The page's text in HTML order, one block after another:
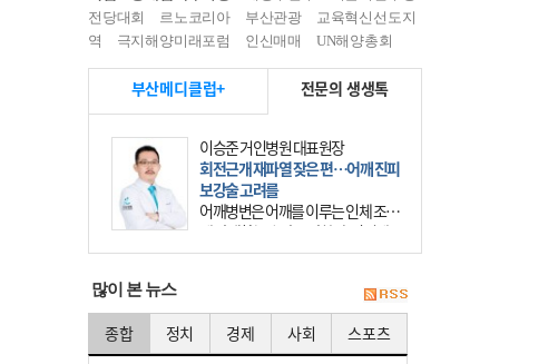
전당대회
르노코리아 부산관광
교육혁신선도지
역
극지해양미래포럼 인신매매 UN해양총회
부산메디클럽+ 전문의 생생톡
이승준 거인병원 대표원장
회전근개 재파열 잦은 편…어깨 진피
보강술 고려를
어깨병변은 어깨를 이루는 인체 조직
에 발생하는 손상을 말한다. 여기에
는 오십견과 회전근개 증후군, 어깨
많이 본 뉴스
종합 정치 경제 사회 스포츠